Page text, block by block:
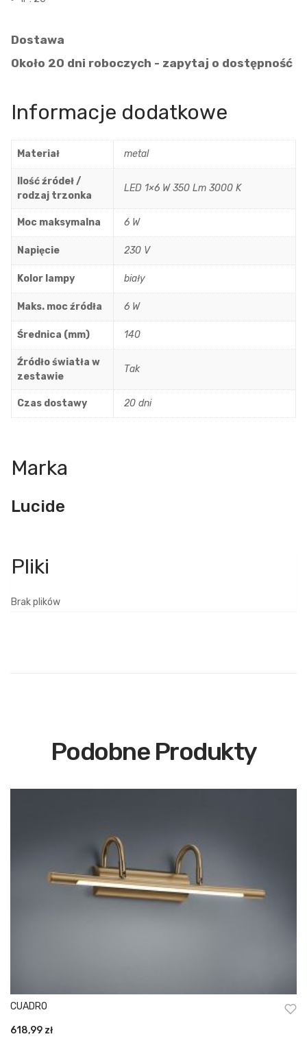
Dostawa
Około 20 dni roboczych - zapytaj o dostępność
Informacje dodatkowe
Materiał metal
Ilość źródeł /
rodzaj trzonka
LED 1×6 W 350 Lm 3000 K
Moc maksymalna 6 W
Napięcie 230 V
Kolor lampy biały
Maks. moc źródła 6 W
Średnica (mm) 140
Źródło światła w
zestawie
Tak
Czas dostawy 20 dni
Marka
Lucide
Brak plików
Podobne Produkty
CUADRO
618,99 zł